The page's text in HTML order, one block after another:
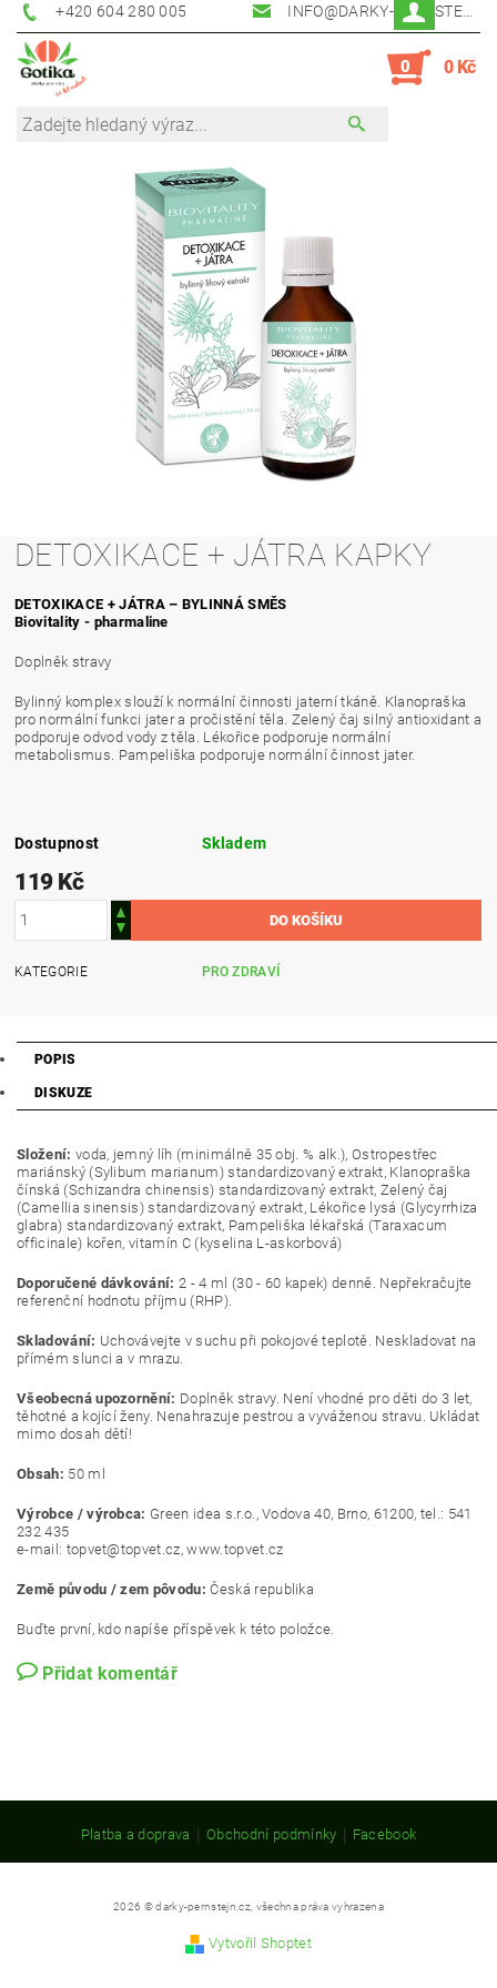
+420 604 280 005 INFO@DARKY-PERNSTEJN.CZ
0 0 Kč
DETOXIKACE + JÁTRA KAPKY
DETOXIKACE + JÁTRA – BYLINNÁ SMĚS
Biovitality - pharmaline
Doplněk stravy
Bylinný komplex slouží k normální činnosti jaterní tkáně. Klanopraška
pro normální funkci jater a pročistění těla. Zelený čaj silný antioxidant a
podporuje odvod vody z těla. Lékořice podporuje normální
metabolismus. Pampeliška podporuje normální činnost jater.
Dostupnost Skladem
119 Kč
KATEGORIE PRO ZDRAVÍ
POPIS
DISKUZE
Složení: voda, jemný líh (minimálně 35 obj. % alk.), Ostropestřec
mariánský (Sylibum marianum) standardizovaný extrakt, Klanopraška
čínská (Schizandra chinensis) standardizovaný extrakt, Zelený čaj
(Camellia sinensis) standardizovaný extrakt, Lékořice lysá (Glycyrrhiza
glabra) standardizovaný extrakt, Pampeliška lékařská (Taraxacum
officinale) kořen, vitamín C (kyselina L-askorbová)
Doporučené dávkování: 2 - 4 ml (30 - 60 kapek) denně. Nepřekračujte
referenční hodnotu příjmu (RHP).
Skladování: Uchovávejte v suchu při pokojové teplotě. Neskladovat na
přímém slunci a v mrazu.
Všeobecná upozornění: Doplněk stravy. Není vhodné pro děti do 3 let,
těhotné a kojící ženy. Nenahrazuje pestrou a vyváženou stravu. Ukládat
mimo dosah dětí!
Obsah: 50 ml
Výrobce / výrobca: Green idea s.r.o., Vodova 40, Brno, 61200, tel.: 541
232 435
e-mail: topvet@topvet.cz, www.topvet.cz
Země původu / zem pôvodu: Česká republika
Buďte první, kdo napíše příspěvek k této položce.
Přidat komentář
Platba a doprava | Obchodní podmínky | Facebook
2026 © darky-pernstejn.cz, všechna práva vyhrazena
Vytvořil Shoptet